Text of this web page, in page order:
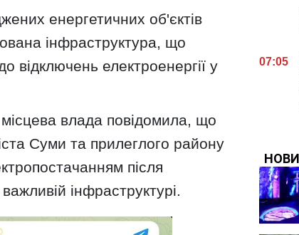
енергетичних об'єктів
інфраструктура, що
відключень електроенергії у
влада повідомила, що
Суми та прилеглого району
після
інфраструктурі.
07:05